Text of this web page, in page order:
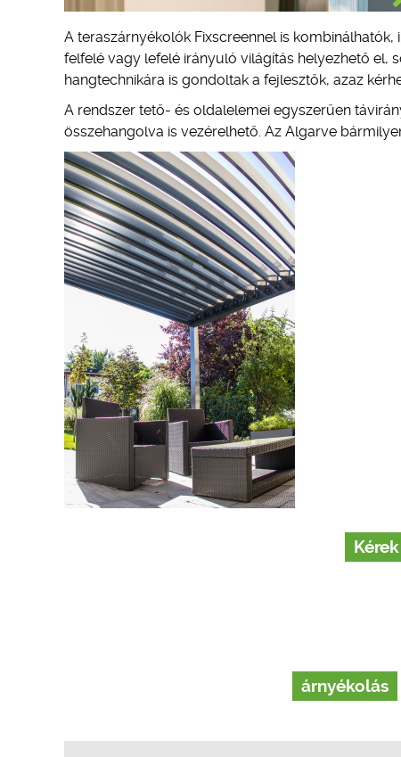
A teraszárnyékolók Fixscreennel is
felfelé vagy lefelé irányuló világítás helyezhető el,
hangtechnikára is gondoltak a fejlesztők, azaz
A rendszer tető- és oldalelemei egyszerűen
összehangolva is vezérelhető. Az Algarve
árnyékolás